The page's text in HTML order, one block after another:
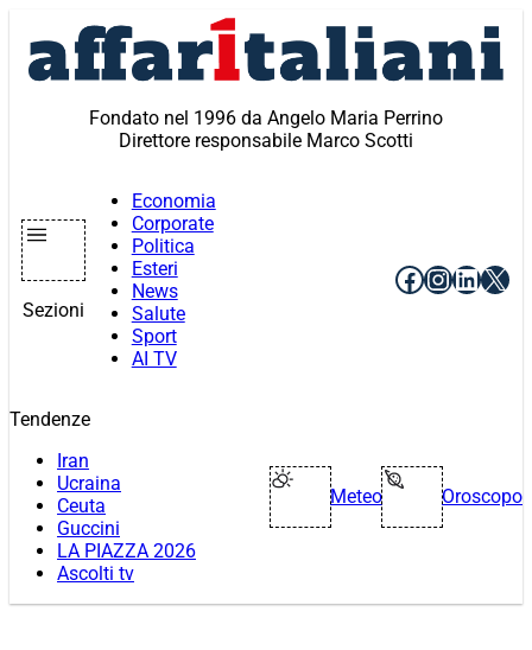
contenuto
Fondato nel 1996 da Angelo Maria Perrino
Direttore responsabile Marco Scotti
Sezioni
Economia
Corporate
Politica
Esteri
News
Salute
Sport
AI TV
Facebook
X
Tendenze
Iran
Ucraina
Ceuta
Guccini
LA PIAZZA 2026
Ascolti tv
Meteo Oroscopo